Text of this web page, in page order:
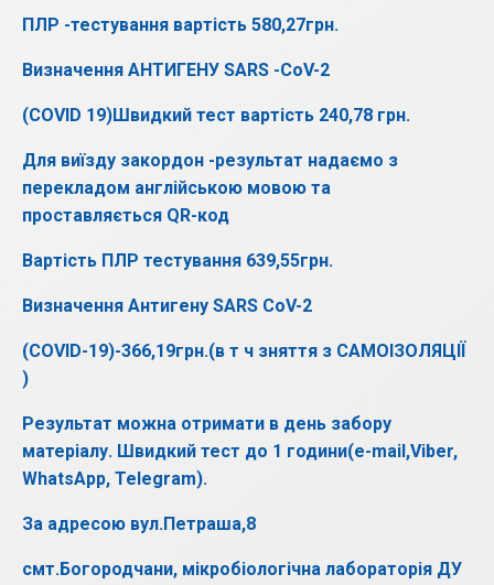
ПЛР -тестування вартість 580,27грн.
Визначення АНТИГЕНУ SARS -CoV-2
(COVID 19)Швидкий тест вартість 240,78 грн.
Для виїзду закордон -результат надаємо з
перекладом англійською мовою та
проставляється QR-код
Вартість ПЛР тестування 639,55грн.
Визначення Антигену SARS CoV-2
(COVID-19)-366,19грн.(в т ч зняття з САМОІЗОЛЯЦІЇ
)
Результат можна отримати в день забору
матеріалу. Швидкий тест до 1 години(e-mail,Viber,
WhatsApp, Telegram).
За адресою вул.Петраша,8
смт.Богородчани, мікробіологічна лабораторія ДУ